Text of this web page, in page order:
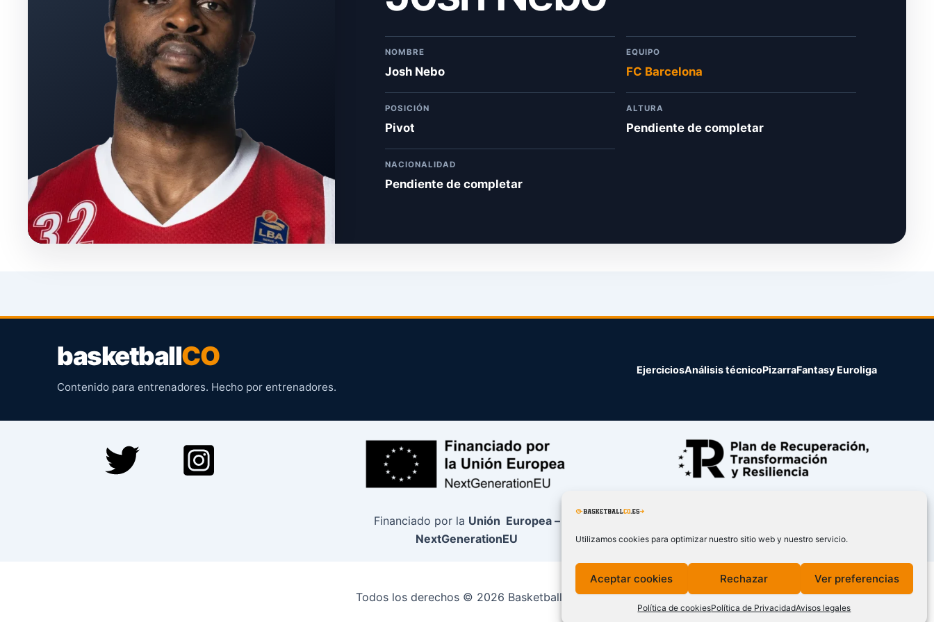
Utilizamos cookies para optimizar nuestro sitio web y nuestro servicio.
Aceptar cookies Rechazar Ver preferencias
Política de cookiesPolítica de PrivacidadAvisos legales
NOMBRE
Josh Nebo
EQUIPO
FC Barcelona
POSICIÓN
Pivot
ALTURA
Pendiente de completar
NACIONALIDAD
Pendiente de completar
basketballCO
Contenido para entrenadores. Hecho por entrenadores.
EjerciciosAnálisis técnicoPizarraFantasy Euroliga
Financiado por la Unión Europea –
NextGenerationEU
Todos los derechos © 2026 BasketballCO